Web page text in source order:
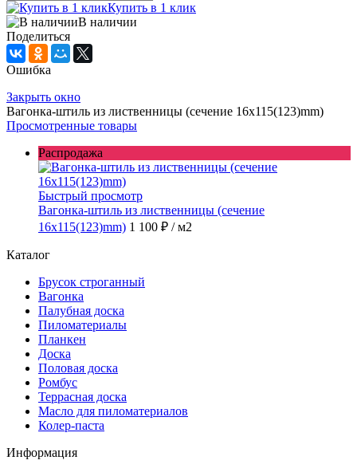
Купить в 1 клик
В наличии
Поделиться
Ошибка
Закрыть окно
Вагонка-штиль из лиственницы (сечение 16x115(123)mm)
Просмотренные товары
Распродажа
Быстрый просмотр
Вагонка-штиль из лиственницы (сечение
16x115(123)mm) 1 100 ₽ / м2
Каталог
Брусок строганный
Вагонка
Палубная доска
Пиломатериалы
Планкен
Доска
Половая доска
Ромбус
Террасная доска
Масло для пиломатериалов
Колер-паста
Информация